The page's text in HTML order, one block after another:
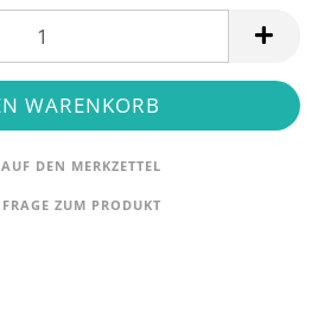
AUF DEN MERKZETTEL
FRAGE ZUM PRODUKT